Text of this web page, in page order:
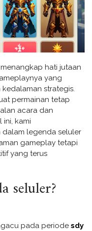
hati jutaan
yang
strategis.
permainan tetap
acara dan
ini, kami
dalam legenda seluler
gameplay tetapi
yang terus
seluler?
pada periode sdy